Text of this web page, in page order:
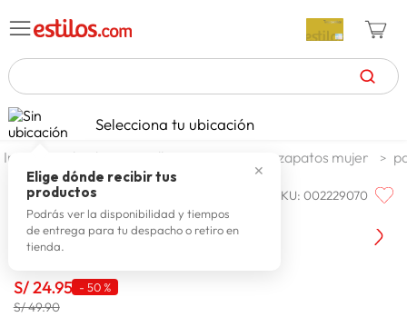
TÉRMINOS MÁS BUSCADOS
1. zapatillas mujer
2. celulares
3. zapatillas hombre
4. moda
6. tv
Selecciona tu ubicación
✕
Elige dónde recibir tus
productos
Podrás ver la disponibilidad y tiempos
de entrega para tu despacho o retiro en
tienda.
calzado y zapatillas zapatos mujer
OUSADIA SKU:002229070
Pantuflas Mujer Ousadia Kitty
S/24.95 - 50 %
S/ 49.90